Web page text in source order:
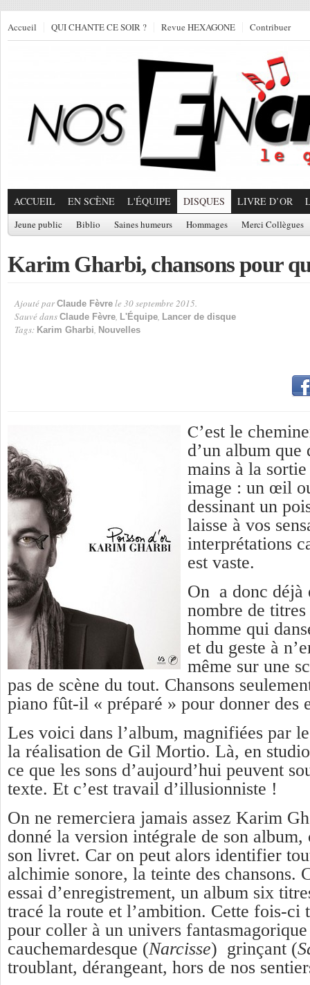
Accueil QUI CHANTE CE SOIR ? Revue HEXAGONE Contribuer
ACCUEIL EN SCÈNE L'ÉQUIPE DISQUES LIVRE D’OR
Jeune public Biblio Saines humeurs Hommages Merci Collègues
Karim Gharbi, chansons pour
Ajouté par Claude Fèvre le 30 septembre 2015.
Sauvé dans Claude Fèvre, L'Équipe, Lancer de disque
Tags: Karim Gharbi, Nouvelles
C’est le
d’un album que
mains à la
image : un œil
dessinant un
laisse à vos
interprétations
est vaste.
On a donc déjà
nombre de
homme qui
et du geste à
même sur une
pas de scène du tout. Chansons
piano fût-il « préparé » pour donner
Les voici dans l’album, magnifiées par
la réalisation de Gil Mortio. Là, en
ce que les sons d’aujourd’hui peuvent
texte. Et c’est travail d’illusionniste !
On ne remerciera jamais assez Karim
donné la version intégrale de son album,
son livret. Car on peut alors identifier
alchimie sonore, la teinte des chansons.
essai d’enregistrement, un album six
tracé la route et l’ambition. Cette fois-ci
pour coller à un univers
cauchemardesque (Narcisse) grinçant (
troublant, dérangeant, hors de nos